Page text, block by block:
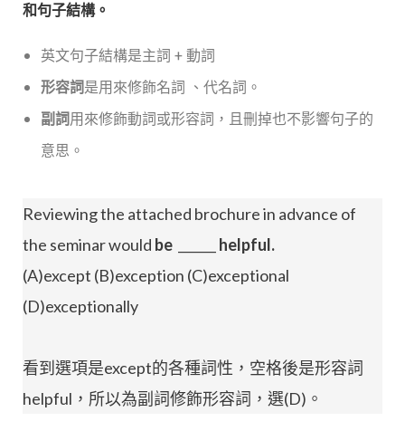
和句子結構。
英文句子結構是主詞 + 動詞
形容詞是用來修飾名詞 、代名詞。
副詞用來修飾動詞或形容詞，且刪掉也不影響句子的
意思。
Reviewing the attached brochure in advance of
the seminar would be
helpful.
(A)except (B)exception (C)exceptional
(D)exceptionally
看到選項是except的各種詞性，空格後是形容詞
helpful，所以為副詞修飾形容詞，選(D)。